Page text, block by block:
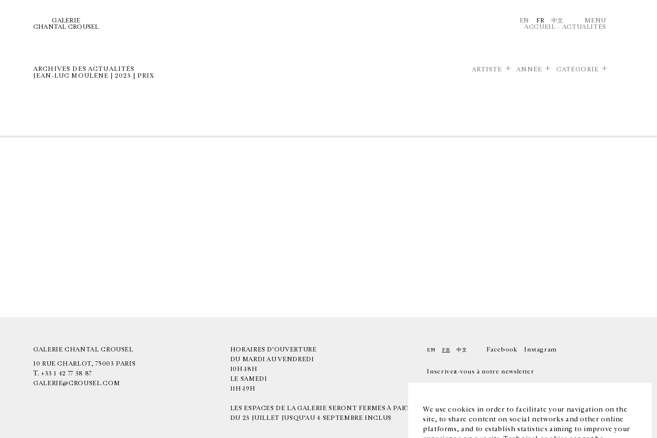
We use cookies in order to facilitate your navigation on the
site, to share content on social networks and other online
platforms, and to establish statistics aiming to improve your
GALERIE
CHANTAL CROUSEL
EN FR 中文
MENU
ACCUEIL – ACTUALITÉS
ARCHIVES DES ACTUALITÉS
JEAN-LUC MOULÈNE | 2023 | PRIX
ARTISTE ANNÉE CATÉGORIE
GALERIE CHANTAL CROUSEL
10 RUE CHARLOT, 75003 PARIS
T. +33 1 42 77 38 87
GALERIE@CROUSEL.COM
HORAIRES D'OUVERTURE
DU MARDI AU VENDREDI
10H-18H
LE SAMEDI
11H-19H
LES ESPACES DE LA GALERIE SERONT FERMÉS À PARTIR
DU 23 JUILLET JUSQU'AU 4 SEPTEMBRE INCLUS
EN FR 中文 Facebook Instagram
Inscrivez-vous à notre newsletter